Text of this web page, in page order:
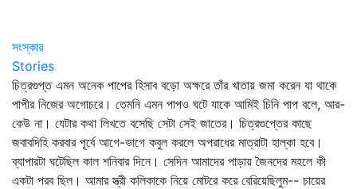
সংস্কার
Stories
চিত্রগুপ্ত এমন অনেক পাপের হিসাব বড়ো অক্ষরে তাঁর খাতায় জমা করেন যা থাকে
পাপীর নিজের অগোচরে। তেমনি এমন পাপও ঘটে যাকে আমিই চিনি পাপ বলে, আর-
কেউ না। যেটার কথা লিখতে বসেছি সেটা সেই জাতের। চিত্রগুপ্তের কাছে
জবাবদিহি করবার পূর্বে আগে-ভাগে কবুল করলে অপরাধের মাত্রাটা হাল্‌কা হবে।
ব্যাপারটা ঘটেছিল কাল শনিবার দিনে। সেদিন আমাদের পাড়ায় জৈনদের মহলে কী
একটা পরব ছিল। আমার স্ত্রী কলিকাকে নিয়ে মোটরে করে বেরিয়েছিলুম-- চায়ের